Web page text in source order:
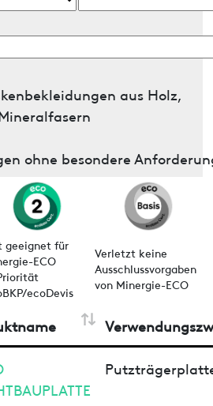
aus Holz,
ohne besondere
geeignet für
ECO
ecoDevis
Verletzt keine
Ausschlussvorgaben
von Minergie-ECO